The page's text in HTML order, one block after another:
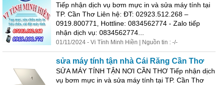
Tiếp nhận dịch vụ bơm mực in và sửa máy tính tại
TP. Cần Thơ Liên hệ: ĐT: 02923.512.268 –
0919.800771, Hottline: 0834562774 - Zalo tiếp
nhận dịch vụ: 0834562774...
01/11/2024 - Vi Tính Minh Hiền | Nguồn tin : -/-
sửa máy tính tận nhà Cái Răng Cần Thơ
SỬA MÁY TÍNH TẬN NƠI CẦN THƠ Tiếp nhận dịch
vụ bơm mực in và sửa máy tính tại TP. Cần Thơ